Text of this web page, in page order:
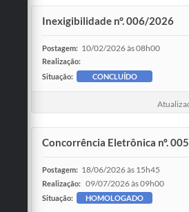
Inexigibilidade n°. 006/2026
Postagem: 10/02/2026 às 08h00
Realização:
Situação:
CONCLUÍDO
Concorrência Eletrônica nº.
Postagem: 18/06/2026 às 15h45
Realização: 09/07/2026 às 09h00
Situação: HOMOLOGADO